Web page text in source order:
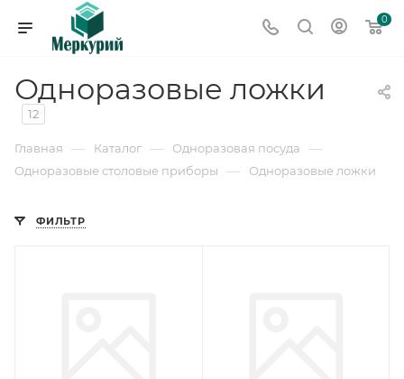
0
Одноразовые ложки
12
Главная — Каталог — Одноразовая посуда —
Одноразовые столовые приборы — Одноразовые ложки
ФИЛЬТР